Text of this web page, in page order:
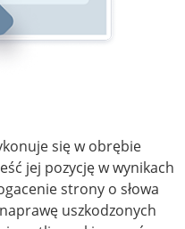
się w obrębie
jej pozycję w wynikach
strony o słowa
uszkodzonych